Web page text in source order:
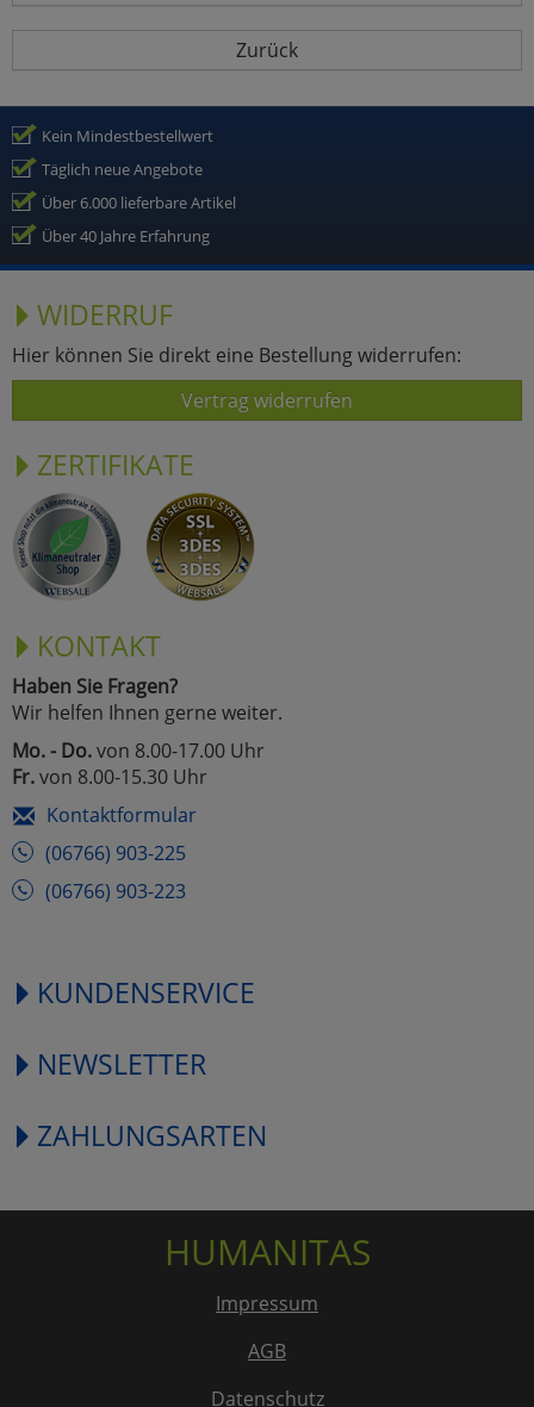
Zurück
Kein Mindestbestellwert
Täglich neue Angebote
Über 6.000 lieferbare Artikel
Über 40 Jahre Erfahrung
WIDERRUF
Hier können Sie direkt eine Bestellung widerrufen:
Vertrag widerrufen
ZERTIFIKATE
KONTAKT
Haben Sie Fragen?
Wir helfen Ihnen gerne weiter.
Mo. - Do.von 8.00-17.00 Uhr
Fr.von 8.00-15.30 Uhr
Kontaktformular
(06766) 903-225
(06766) 903-223
KUNDENSERVICE
NEWSLETTER
ZAHLUNGSARTEN
HUMANITAS
Impressum
AGB
Datenschutz